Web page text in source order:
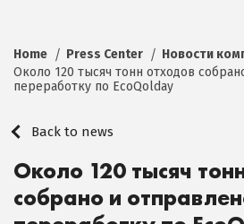
Home Press Center
Новости
Около 120 тысяч тонн отходов
переработку по EcoQolday
Back to news
Около 120 тысяч
собрано и